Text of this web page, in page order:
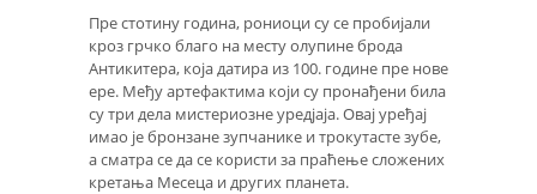
Пре стотину година, рониоци су се пробијали
кроз грчко благо на месту олупине брода
Антикитера, која датира из 100. године пре нове
ере. Међу артефактима који су пронађени била
су три дела мистериозне уредјаја. Овај уређај
имао је бронзане зупчанике и трокутасте зубе,
а сматра се да се користи за праћење сложених
кретања Месеца и других планета.